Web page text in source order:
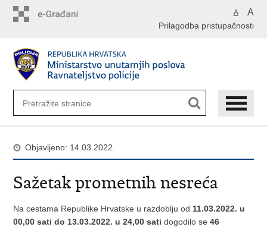
A A
Prilagodba pristupačnosti
Objavljeno: 14.03.2022.
Sažetak prometnih nesreća
Na cestama Republike Hrvatske u razdoblju od 11.03.2022. u
00,00 sati do 13.03.2022. u 24,00 sati dogodilo se46